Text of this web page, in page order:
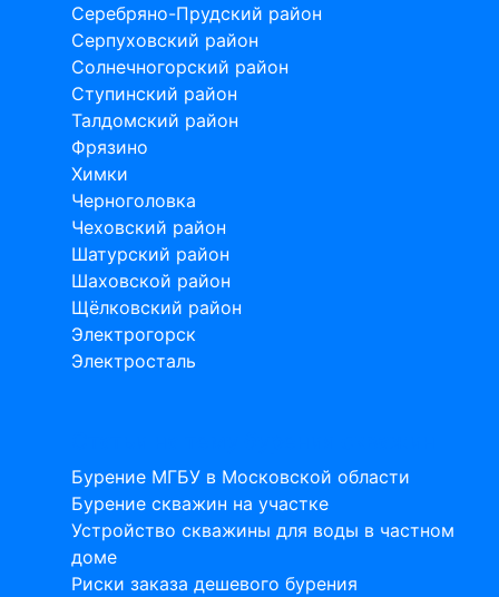
Серебряно-Прудский район
Серпуховский район
Солнечногорский район
Ступинский район
Талдомский район
Фрязино
Химки
Черноголовка
Чеховский район
Шатурский район
Шаховской район
Щёлковский район
Электрогорск
Электросталь
Бурение МГБУ в Московской области
Бурение скважин на участке
Устройство скважины для воды в частном
доме
Риски заказа дешевого бурения